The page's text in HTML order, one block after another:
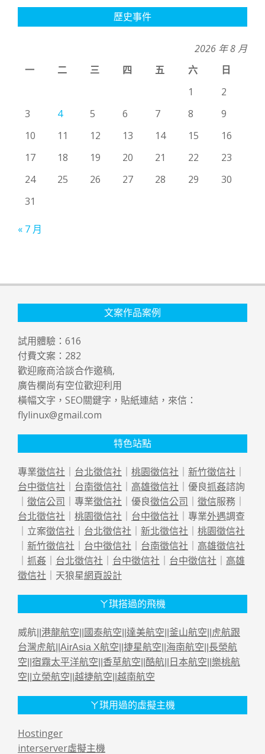
歷史事件
2026 年 8 月
一
二 三 四 五 六
日
1
2
3
4 5 6 7 8
9
10
11 12 13 14 15
16
17
18 19 20 21 22
23
24
25 26 27 28 29
30
31
« 7 月
文案作品案例
試用體驗： 616
付費文案： 282
歡迎廠商洽談合作邀稿,
廣告欄尚有空位歡迎利用
橫幅文字，SEO關鍵字，貼紙連結，來信：
flylinux@gmail.com
特色站點
專業徵信社 ｜ 台北徵信社 ｜ 桃園徵信社 ｜ 新竹徵信社 ｜
台中徵信社 ｜ 台南徵信社 ｜ 高雄徵信社 ｜優良抓姦諮詢
｜ 徵信公司 ｜專業徵信社 ｜優良徵信公司 ｜ 徵信服務｜
台北徵信社 ｜ 桃園徵信社 ｜ 台中徵信社 ｜專業外遇調查
｜立案徵信社 ｜ 台北徵信社 ｜ 新北徵信社 ｜ 桃園徵信社
｜ 新竹徵信社 ｜ 台中徵信社 ｜ 台南徵信社 ｜ 高雄徵信社
｜ 抓姦 ｜ 台北徵信社 ｜ 台中徵信社 ｜ 台中徵信社 ｜ 高雄
徵信社 ｜天狼星網頁設計
ㄚ琪搭過的飛機
威航|| 港龍航空 國泰航空 達美航空 釜山航空
虎航跟
台灣虎航 AirAsia X航空 捷星航空 海南航空 長榮航
空 宿霧太平洋航空 香草航空 酷航 日本航空 樂桃航
空 立榮航空 越捷航空 越南航空
ㄚ琪用過的虛擬主機
Hostinger
interserver虛擬主機